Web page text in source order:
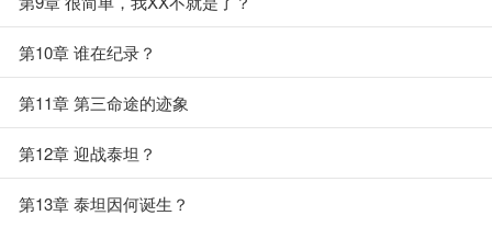
第10章 谁在纪录？
第11章 第三命途的迹象
第12章 迎战泰坦？
第13章 泰坦因何诞生？